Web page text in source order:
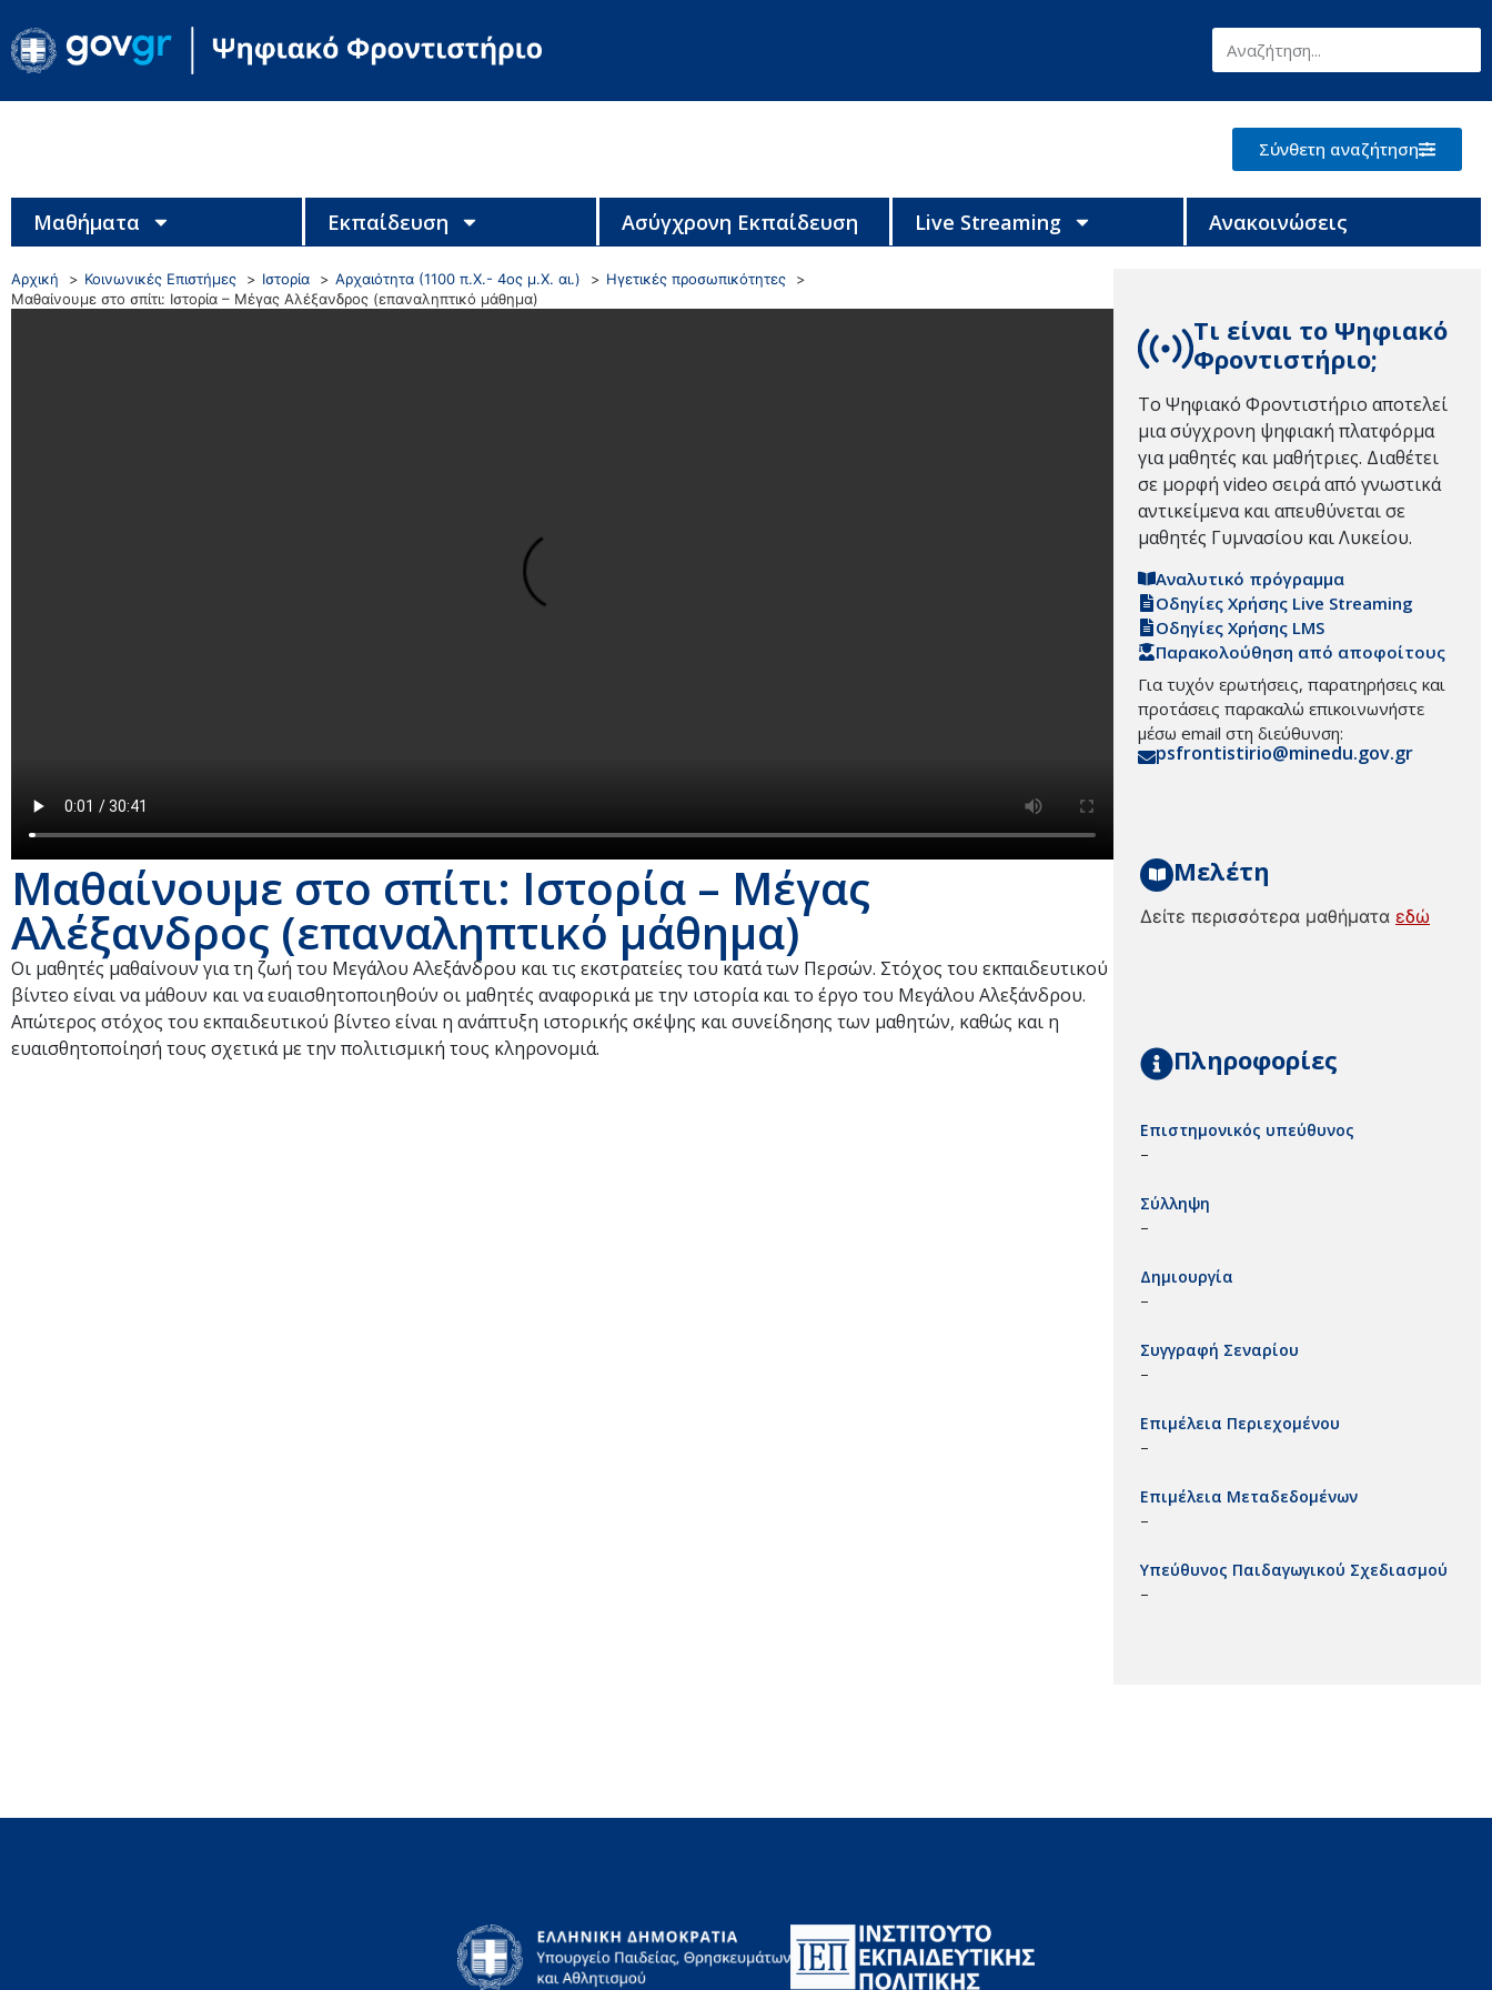
Σύνθετη αναζήτηση
Μαθήματα Εκπαίδευση Ασύγχρονη Εκπαίδευση Live Streaming Ανακοινώσεις
Αρχική Κοινωνικές Επιστήμες Ιστορία Αρχαιότητα (1100 π.Χ.- 4ος μ.Χ. αι.)
Ηγετικές προσωπικότητες
Μαθαίνουμε στο σπίτι: Ιστορία – Μέγας Αλέξανδρος (επαναληπτικό μάθημα)
Μαθαίνουμε στο σπίτι: Ιστορία – Μέγας
Αλέξανδρος (επαναληπτικό μάθημα)
Οι μαθητές μαθαίνουν για τη ζωή του Μεγάλου Αλεξάνδρου και τις εκστρατείες του κατά των Περσών. Στόχος του εκπαιδευτικού
βίντεο είναι να μάθουν και να ευαισθητοποιηθούν οι μαθητές αναφορικά με την ιστορία και το έργο του Μεγάλου Αλεξάνδρου.
Απώτερος στόχος του εκπαιδευτικού βίντεο είναι η ανάπτυξη ιστορικής σκέψης και συνείδησης των μαθητών, καθώς και η
ευαισθητοποίησή τους σχετικά με την πολιτισμική τους κληρονομιά.
Τι είναι το Ψηφιακό
Φροντιστήριο;
Το Ψηφιακό Φροντιστήριο αποτελεί
μια σύγχρονη ψηφιακή πλατφόρμα
για μαθητές και μαθήτριες. Διαθέτει
σε μορφή video σειρά από γνωστικά
αντικείμενα και απευθύνεται σε
μαθητές Γυμνασίου και Λυκείου.
Αναλυτικό πρόγραμμα
Οδηγίες Χρήσης Live Streaming
Οδηγίες Χρήσης LMS
Παρακολούθηση από αποφοίτους
Για τυχόν ερωτήσεις, παρατηρήσεις και
προτάσεις παρακαλώ επικοινωνήστε
μέσω email στη διεύθυνση:
psfrontistirio@minedu.gov.gr
Μελέτη
Δείτε περισσότερα μαθήματα εδώ
Πληροφορίες
Επιστημονικός υπεύθυνος
–
Σύλληψη
–
Δημιουργία
–
Συγγραφή Σεναρίου
–
Επιμέλεια Περιεχομένου
–
Επιμέλεια Μεταδεδομένων
–
Υπεύθυνος Παιδαγωγικού Σχεδιασμού
–